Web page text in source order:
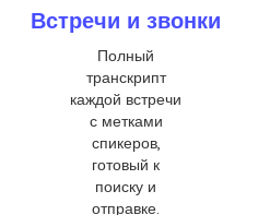
Встречи и звонки
Полный
транскрипт
каждой встречи
с метками
спикеров,
готовый к
поиску и
отправке.